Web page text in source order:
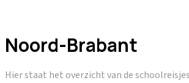
Noord-Brabant
Hier staat het overzicht van de